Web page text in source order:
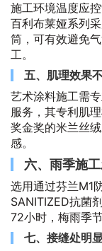
施工环境温度应
百利布莱娅系列
筒，可有效避免
工。
五、肌理效果
艺术涂料施工需
服务，其专利肌
奖金奖的米兰丝
感。
六、雨季施
选用通过芬兰M1
SANITIZED抗菌
72小时，梅雨季
七、接缝处明